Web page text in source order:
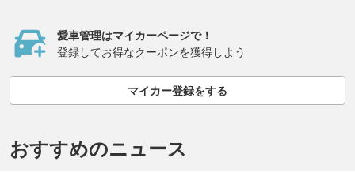
愛車管理はマイカーページで！
登録してお得なクーポンを獲得しよう
マイカー登録をする
おすすめのニュース